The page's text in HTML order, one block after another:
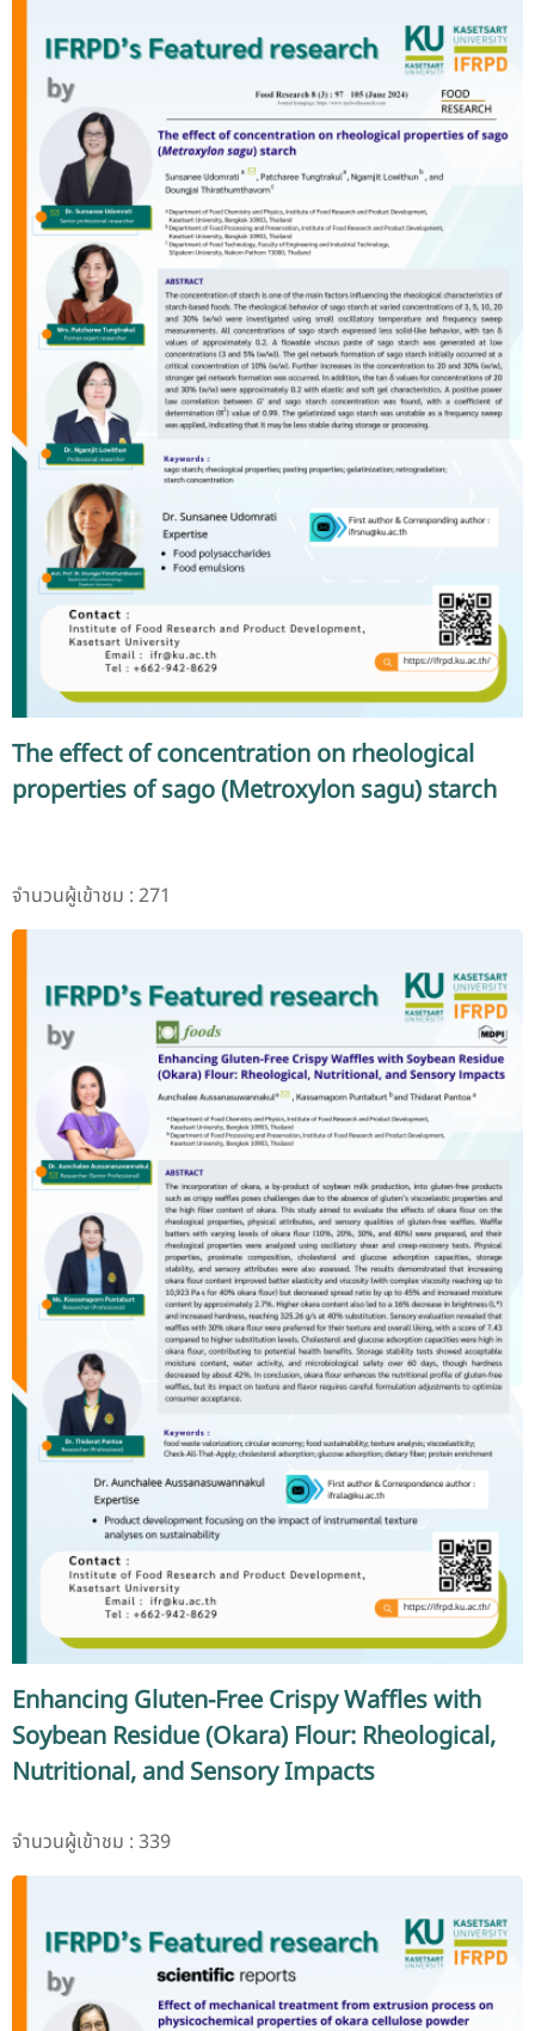
The effect of concentration on rheological
properties of sago (Metroxylon sagu) starch
จำนวนผู้เข้าชม : 271
Enhancing Gluten-Free Crispy Waffles with
Soybean Residue (Okara) Flour: Rheological,
Nutritional, and Sensory Impacts
จำนวนผู้เข้าชม : 339